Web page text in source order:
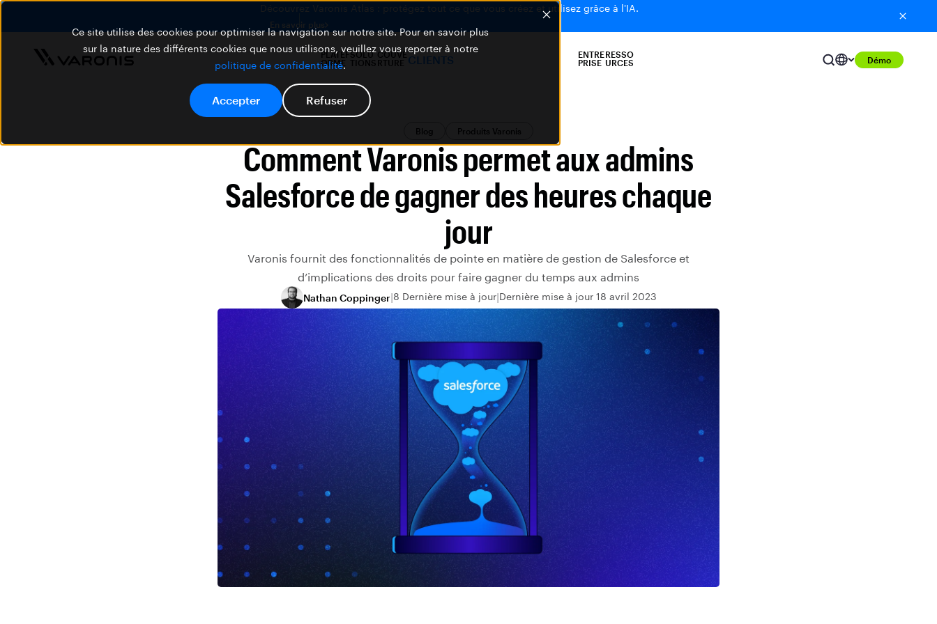
Ce site utilise des cookies pour optimiser la navigation sur notre site. Pour en savoir plus
sur la nature des différents cookies que nous utilisons, veuillez vous reporter à notre
politique de confidentialité.
Accepter Refuser
Découvrez Varonis Atlas : protégez tout ce que vous créez et utilisez grâce à l'IA.
En savoir plus
PLATEF
ORME
SOLU
TIONS
COUVE
RTURE CLIENTS
ENTRE
PRISE
RESSO
URCES
Démo
Blog Produits Varonis
Comment Varonis permet aux admins
Salesforce de gagner des heures chaque
jour
Varonis fournit des fonctionnalités de pointe en matière de gestion de Salesforce et
d’implications des droits pour faire gagner du temps aux admins
Nathan Coppinger 8 Dernière mise à jour Dernière mise à jour 18 avril 2023